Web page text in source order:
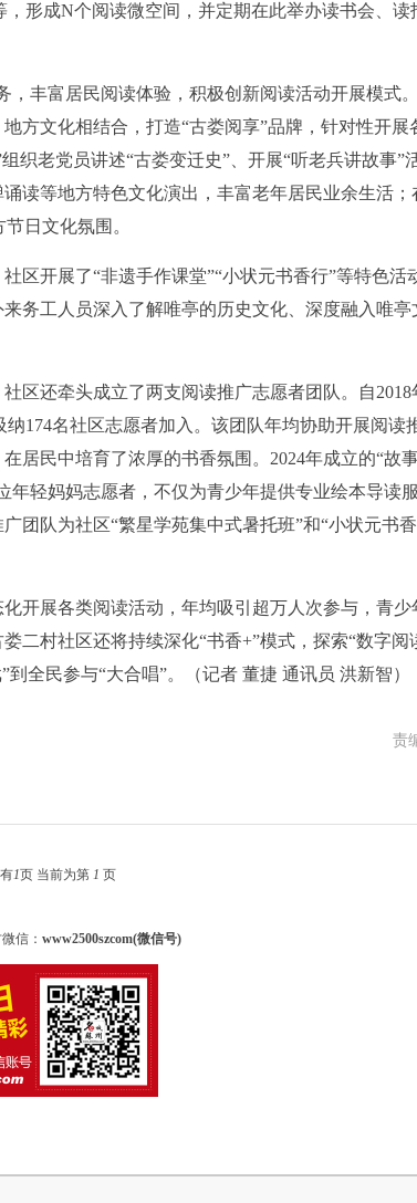
形成N个阅读微空间，并定期在此举办读书会、读
丰富居民阅读体验，积极创新阅读活动开展模式
方文化相结合，打造“古娄阅享”品牌，针对性开展
织老党员讲述“古娄变迁史”、开展“听老兵讲故事”
读等地方特色文化演出，丰富老年居民业余生活；
日文化氛围。
开展了“非遗手作课堂”“小状元书香行”等特色活
务工人员深入了解唯亭的历史文化、深度融入唯亭
还牵头成立了两支阅读推广志愿者团队。自2018
174名社区志愿者加入。该团队年均协助开展阅读
居民中培育了浓厚的书香氛围。2024年成立的“故
轻妈妈志愿者，不仅为青少年提供专业绘本导读服
团队为社区“繁星学苑集中式暑托班”和“小状元书
展各类阅读活动，年均吸引超万人次参与，青少
二村社区还将持续深化“书香+”模式，探索“数字阅
全民参与“大合唱”。（记者 董捷 通讯员 洪新智）
责
1页 当前为第 1 页
信： www2500szcom(微信号)